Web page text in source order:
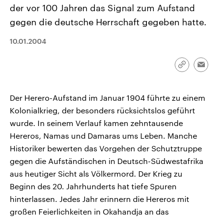
CDU, SPD und FDP regiert.-
Umfragen, Prognosen,
Wahlprogramme, aktuelle Berichte
und Hintergründe zu den Parteien
und Kandidaten der anstehenden
Wahl.
aktuelle Weltgeschehen.
Sendungen Podcasts
der vor 100 Jahren das Signal zum Aufstand
gegen die deutsche Herrschaft gegeben hatte.
10.01.2004
Link
Der Herero-Aufstand im Januar 1904 führte zu einem
Kolonialkrieg, der besonders rücksichtslos geführt
wurde. In seinem Verlauf kamen zehntausende
Hereros, Namas und Damaras ums Leben. Manche
Historiker bewerten das Vorgehen der Schutztruppe
gegen die Aufständischen in Deutsch-Südwestafrika
aus heutiger Sicht als Völkermord. Der Krieg zu
Beginn des 20. Jahrhunderts hat tiefe Spuren
hinterlassen. Jedes Jahr erinnern die Hereros mit
großen Feierlichkeiten in Okahandja an das